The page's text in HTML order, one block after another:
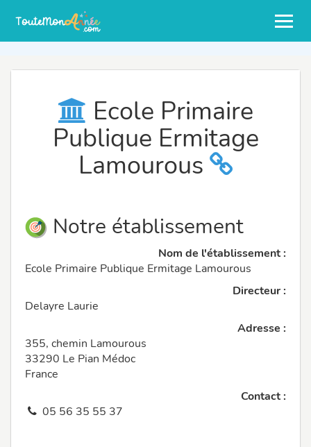
Ecole Primaire
Publique Ermitage
Lamourous
Notre établissement
Nom de l'établissement :
Ecole Primaire Publique Ermitage Lamourous
Directeur :
Delayre Laurie
Adresse :
355, chemin Lamourous
33290 Le Pian Médoc
France
Contact :
05 56 35 55 37